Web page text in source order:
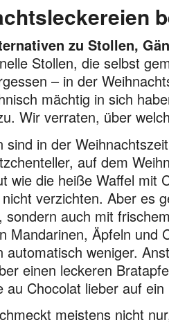
zu Stollen,
Stollen, die selbst
– in der
mächtig in sich
Wir verraten, über
sind in der
auf dem
wie die heiße Waffel mit
verzichten. Aber es
sondern auch mit
Mandarinen, Äpfeln und
auto­matisch weniger.
einen leckeren
au Chocolat lieber auf
meistens nicht